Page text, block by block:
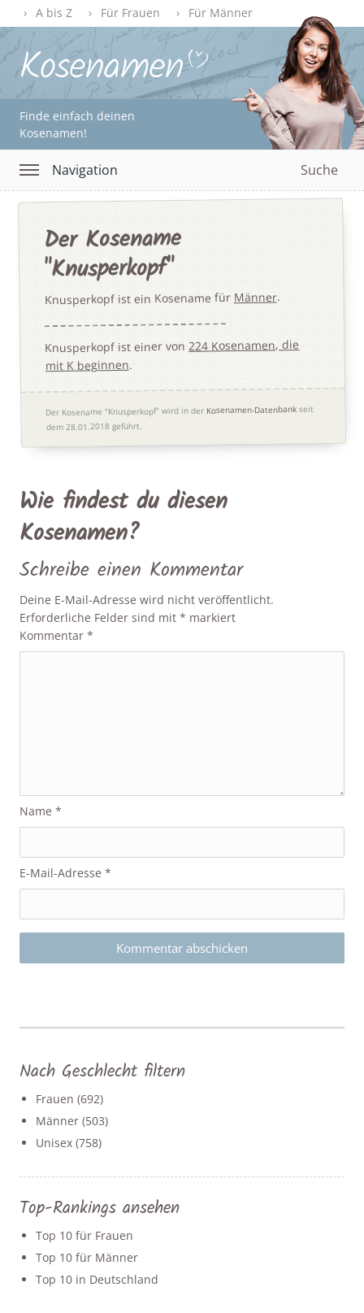
A bis Z Für Frauen Für Männer
Finde einfach deinen
Kosenamen!
Navigation Suche
Der Kosename
"Knusperkopf"
Knusperkopf ist ein Kosename fürMänner.
Knusperkopf ist einer von224 Kosenamen, die
mit K beginnen.
Der Kosename "Knusperkopf" wird in der Kosenamen-Datenbank seit
dem 28.01.2018 geführt.
Wie findest du diesen
Kosenamen?
Schreibe einen Kommentar
Deine E-Mail-Adresse wird nicht veröffentlicht.
Erforderliche Felder sind mit* markiert
Kommentar*
Name*
E-Mail-Adresse*
Nach Geschlecht filtern
Frauen (692)
Männer (503)
Unisex (758)
Top-Rankings ansehen
Top 10 für Frauen
Top 10 für Männer
Top 10 in Deutschland